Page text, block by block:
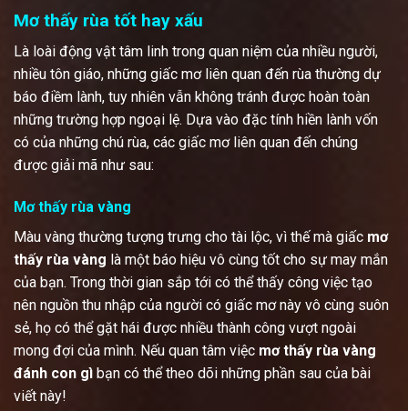
Mơ thấy rùa tốt hay xấu
Là loài động vật tâm linh trong quan niệm của nhiều người,
nhiều tôn giáo, những giấc mơ liên quan đến rùa thường dự
báo điềm lành, tuy nhiên vẫn không tránh được hoàn toàn
những trường hợp ngoại lệ. Dựa vào đặc tính hiền lành vốn
có của những chú rùa, các giấc mơ liên quan đến chúng
được giải mã như sau:
Mơ thấy rùa vàng
Màu vàng thường tượng trưng cho tài lộc, vì thế mà giấc mơ
thấy rùa vàng là một báo hiệu vô cùng tốt cho sự may mắn
của bạn. Trong thời gian sắp tới có thể thấy công việc tạo
nên nguồn thu nhập của người có giấc mơ này vô cùng suôn
sẻ, họ có thể gặt hái được nhiều thành công vượt ngoài
mong đợi của mình. Nếu quan tâm việc mơ thấy rùa vàng
đánh con gì bạn có thể theo dõi những phần sau của bài
viết này!